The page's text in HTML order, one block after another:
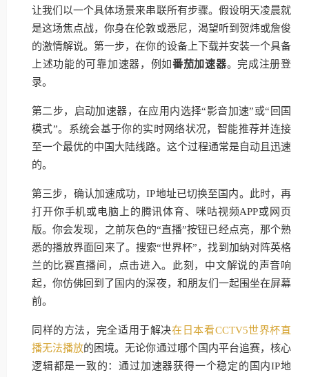
让我们以一个具体场景来串联所有步骤。假设明天凌晨就
是这场焦点战，你身在伦敦或悉尼，渴望听到贺炜或詹俊
的激情解说。第一步，在你的设备上下载并安装一个具备
上述功能的可靠加速器，例如番茄加速器。完成注册登
录。
第二步，启动加速器，在应用内选择“影音加速”或“回国
模式”。系统会基于你的实时网络状况，智能推荐并连接
至一个最优的中国大陆线路。这个过程通常是自动且迅速
的。
第三步，确认加速成功，IP地址已切换至国内。此时，再
打开你手机或电脑上的腾讯体育、咪咕视频APP或网页
版。你会发现，之前灰色的“直播”按钮已经点亮，那个熟
悉的播放界面回来了。搜索“世界杯”，找到加纳对阵英格
兰的比赛直播间，点击进入。此刻，中文解说的声音响
起，你仿佛回到了国内的深夜，和朋友们一起围坐在屏幕
前。
同样的方法，完全适用于解决在日本看CCTV5世界杯直
播无法播放的困境。无论你通过哪个国内平台追赛，核心
逻辑都是一致的：通过加速器获得一个稳定的国内IP地